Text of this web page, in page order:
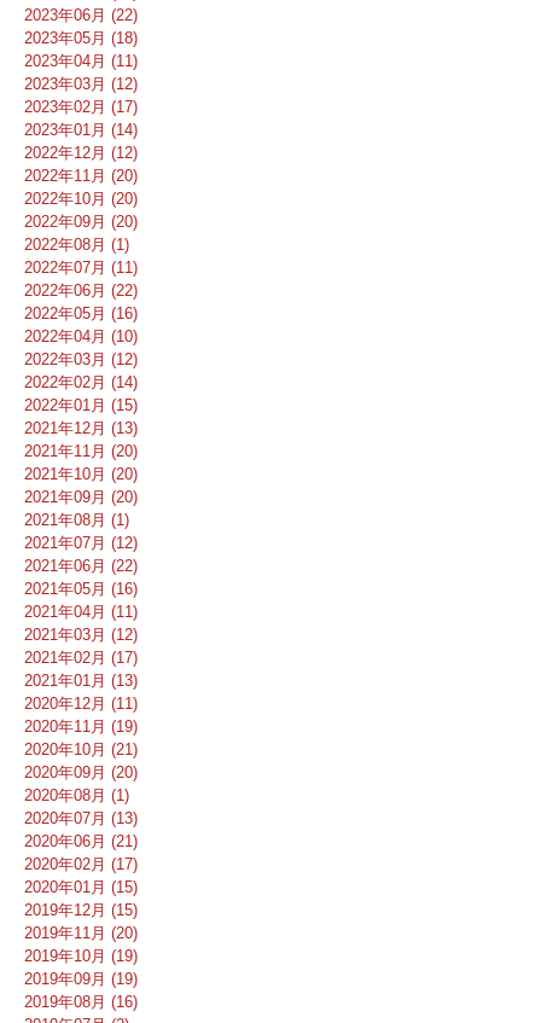
2023年06月 (22)
2023年05月 (18)
2023年04月 (11)
2023年03月 (12)
2023年02月 (17)
2023年01月 (14)
2022年12月 (12)
2022年11月 (20)
2022年10月 (20)
2022年09月 (20)
2022年08月 (1)
2022年07月 (11)
2022年06月 (22)
2022年05月 (16)
2022年04月 (10)
2022年03月 (12)
2022年02月 (14)
2022年01月 (15)
2021年12月 (13)
2021年11月 (20)
2021年10月 (20)
2021年09月 (20)
2021年08月 (1)
2021年07月 (12)
2021年06月 (22)
2021年05月 (16)
2021年04月 (11)
2021年03月 (12)
2021年02月 (17)
2021年01月 (13)
2020年12月 (11)
2020年11月 (19)
2020年10月 (21)
2020年09月 (20)
2020年08月 (1)
2020年07月 (13)
2020年06月 (21)
2020年02月 (17)
2020年01月 (15)
2019年12月 (15)
2019年11月 (20)
2019年10月 (19)
2019年09月 (19)
2019年08月 (16)